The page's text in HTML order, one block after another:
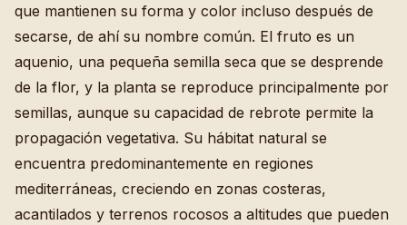
que mantienen su forma y color incluso después de
secarse, de ahí su nombre común. El fruto es un
aquenio, una pequeña semilla seca que se desprende
de la flor, y la planta se reproduce principalmente por
semillas, aunque su capacidad de rebrote permite la
propagación vegetativa. Su hábitat natural se
encuentra predominantemente en regiones
mediterráneas, creciendo en zonas costeras,
acantilados y terrenos rocosos a altitudes que pueden